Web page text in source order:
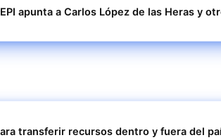
apunta a Carlos López de las Heras y
transferir recursos dentro y fuera del